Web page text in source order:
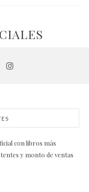
con libros más
y monto de ventas